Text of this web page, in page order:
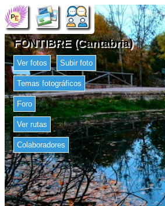
FONTIBRE (Cantabria)
Ver fotos Subir foto
Temas fotográficos
Foro
Ver rutas
Colaboradores